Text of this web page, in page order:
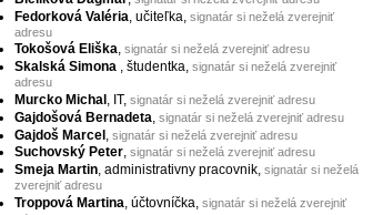
Fedorková Valéria , učiteľka, signatár si neželá zverejniť
adresu
Tokošová Eliška, signatár si neželá zverejniť adresu
Skalská Simona , študentka, signatár si neželá zverejniť
adresu
Murcko Michal , IT, signatár si neželá zverejniť adresu
Gajdošová Bernadeta, signatár si neželá zverejniť adresu
Gajdoš Marcel signatár si neželá zverejniť adresu
Suchovský Peter, signatár si neželá zverejniť adresu
Smeja Martin, administrativny pracovnik, signatár si neželá
zverejniť adresu
Troppová Martina, účtovníčka, signatár si neželá zverejniť